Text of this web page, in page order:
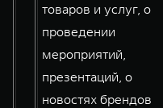
товаров и услуг, о
проведении
мероприятий,
презентаций, о
новостях брендов